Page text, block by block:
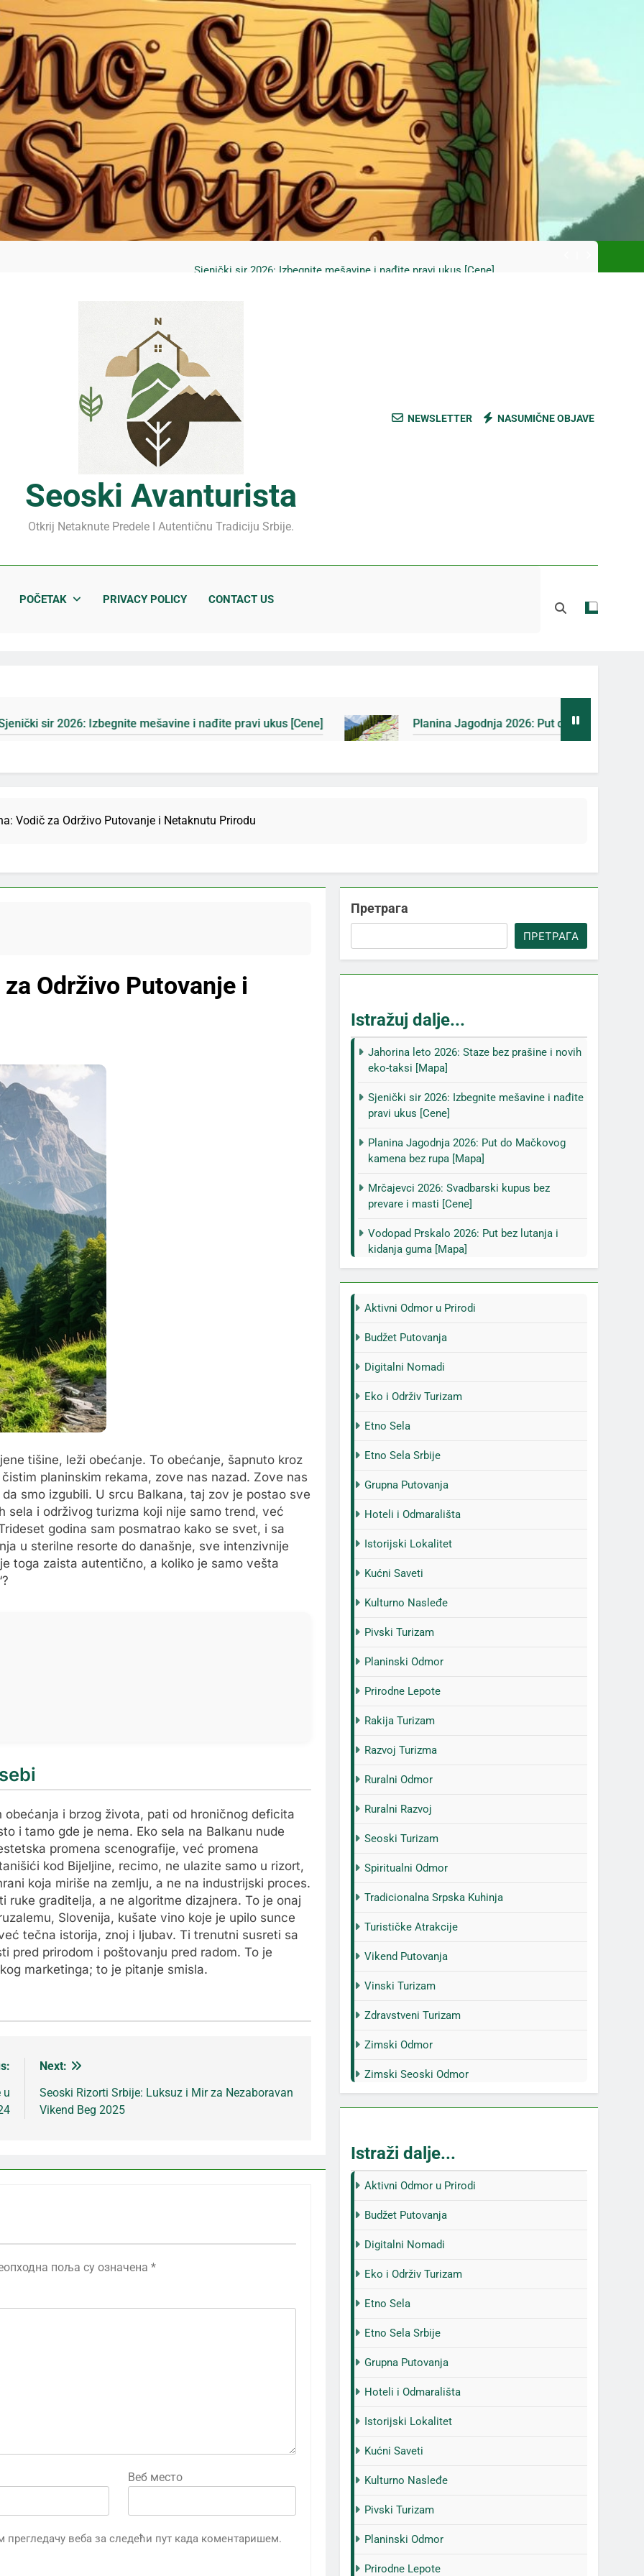
Mrčajevci 2026: Svadbarski kupus bez prevare i masti [Cene]
Jahorina leto 2026: Staze bez prašine i novih eko-taksi [Mapa]
Sjenički sir 2026: Izbegnite mešavine i nađite pravi ukus [Cene]
Jahorina leto 2026: Staze bez prašine i novih eko-taksi [Mapa]
Sjenički sir 2026: Izbegnite mešavine i nađite pravi ukus [Cene]
Planina Jagodnja 2026: Put do Mačkovog kamena bez rupa [Mapa]
Seoski Avanturista
Otkrij Netaknute Predele I Autentičnu Tradiciju Srbije.
NEWSLETTER NASUMIČNE OBJAVE
POČETAK PRIVACY POLICY CONTACT US
Izbegnite mešavine i nađite pravi ukus [Cene] Planina Jagodnja 2026: Put do Mačkovog kamena bez rupa
Vodič za Održivo Putovanje i Netaknutu Prirodu
Održivo Putovanje i
tišine, leži obećanje. To obećanje, šapnuto kroz
planinskim rekama, zove nas nazad. Zove nas
smo izgubili. U srcu Balkana, taj zov je postao sve
sela i održivog turizma koji nije samo trend, već
godina sam posmatrao kako se svet, i sa
u sterilne resorte do današnje, sve intenzivnije
toga zaista autentično, a koliko je samo vešta
i brzog života, pati od hroničnog deficita
i tamo gde je nema. Eko sela na Balkanu nude
promena scenografije, već promena
kod Bijeljine, recimo, ne ulazite samo u rizort,
koja miriše na zemlju, a ne na industrijski proces.
graditelja, a ne algoritme dizajnera. To je onaj
Slovenija, kušate vino koje je upilo sunce
tečna istorija, znoj i ljubav. Ti trenutni susreti sa
pred prirodom i poštovanju pred radom. To je
marketinga; to je pitanje smisla.
u
Next:
Seoski Rizorti Srbije: Luksuz i Mir za Nezaboravan
Vikend Beg 2025
поља су означена *
Веб место
прегледачу веба за следећи пут када коментаришем.
Претрага
ПРЕТРАГА
Istražuj dalje...
Jahorina leto 2026: Staze bez prašine i novih
eko-taksi [Mapa]
Sjenički sir 2026: Izbegnite mešavine i nađite
pravi ukus [Cene]
Planina Jagodnja 2026: Put do Mačkovog
kamena bez rupa [Mapa]
Mrčajevci 2026: Svadbarski kupus bez
prevare i masti [Cene]
Vodopad Prskalo 2026: Put bez lutanja i
kidanja guma [Mapa]
Aktivni Odmor u Prirodi
Budžet Putovanja
Digitalni Nomadi
Eko i Održiv Turizam
Etno Sela
Etno Sela Srbije
Grupna Putovanja
Hoteli i Odmarališta
Istorijski Lokalitet
Kućni Saveti
Kulturno Nasleđe
Pivski Turizam
Planinski Odmor
Prirodne Lepote
Rakija Turizam
Razvoj Turizma
Ruralni Odmor
Ruralni Razvoj
Seoski Turizam
Spiritualni Odmor
Tradicionalna Srpska Kuhinja
Turističke Atrakcije
Vikend Putovanja
Vinski Turizam
Zdravstveni Turizam
Zimski Odmor
Zimski Seoski Odmor
Istraži dalje...
Aktivni Odmor u Prirodi
Budžet Putovanja
Digitalni Nomadi
Eko i Održiv Turizam
Etno Sela
Etno Sela Srbije
Grupna Putovanja
Hoteli i Odmarališta
Istorijski Lokalitet
Kućni Saveti
Kulturno Nasleđe
Pivski Turizam
Planinski Odmor
Prirodne Lepote